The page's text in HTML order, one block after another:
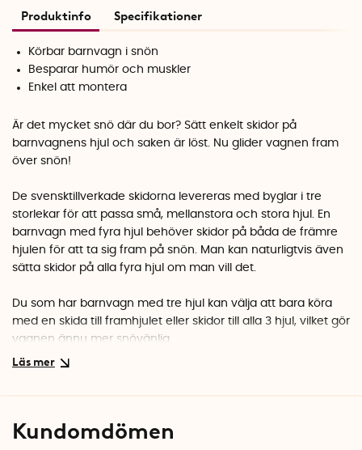
Produktinfo Specifikationer
Körbar barnvagn i snön
Besparar humör och muskler
Enkel att montera
Är det mycket snö där du bor? Sätt enkelt skidor på
barnvagnens hjul och saken är löst. Nu glider vagnen fram
över snön!
De svensktillverkade skidorna levereras med byglar i tre
storlekar för att passa små, mellanstora och stora hjul. En
barnvagn med fyra hjul behöver skidor på båda de främre
hjulen för att ta sig fram på snön. Man kan naturligtvis även
sätta skidor på alla fyra hjul om man vill det.
Du som har barnvagn med tre hjul kan välja att bara köra
med en skida till framhjulet eller skidor till alla 3 hjul, vilket gör
vagnen ännu mer snövänlig.
Kundomdömen